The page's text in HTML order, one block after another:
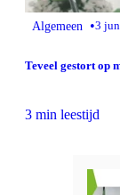
Algemeen •3
Teveel gestort op
3 min leestijd